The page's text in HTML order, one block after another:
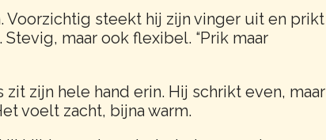
Voorzichtig steekt hij zijn vinger uit en prikt
maar ook flexibel. “Prik maar
zijn hele hand erin. Hij schrikt even, maar
voelt zacht, bijna warm.